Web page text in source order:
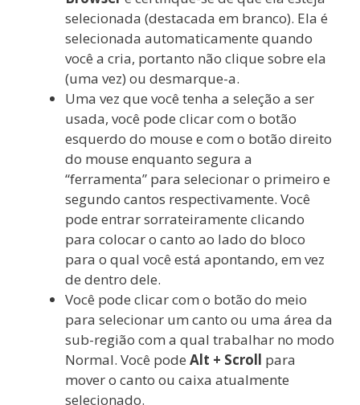
selecionada (destacada em branco). Ela é
selecionada automaticamente quando
você a cria, portanto não clique sobre ela
(uma vez) ou desmarque-a.
Uma vez que você tenha a seleção a ser
usada, você pode clicar com o botão
esquerdo do mouse e com o botão direito
do mouse enquanto segura a
“ferramenta” para selecionar o primeiro e
segundo cantos respectivamente. Você
pode entrar sorrateiramente clicando
para colocar o canto ao lado do bloco
para o qual você está apontando, em vez
de dentro dele.
Você pode clicar com o botão do meio
para selecionar um canto ou uma área da
sub-região com a qual trabalhar no modo
Normal. Você pode Alt + Scroll para
mover o canto ou caixa atualmente
selecionado.